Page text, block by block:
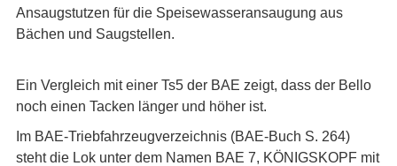
Ansaugstutzen für die Speisewasseransaugung aus
Bächen und Saugstellen.
Ein Vergleich mit einer Ts5 der BAE zeigt, dass der Bello
noch einen Tacken länger und höher ist.
Im BAE-Triebfahrzeugverzeichnis (BAE-Buch S. 264)
steht die Lok unter dem Namen BAE 7, KÖNIGSKOPF mit